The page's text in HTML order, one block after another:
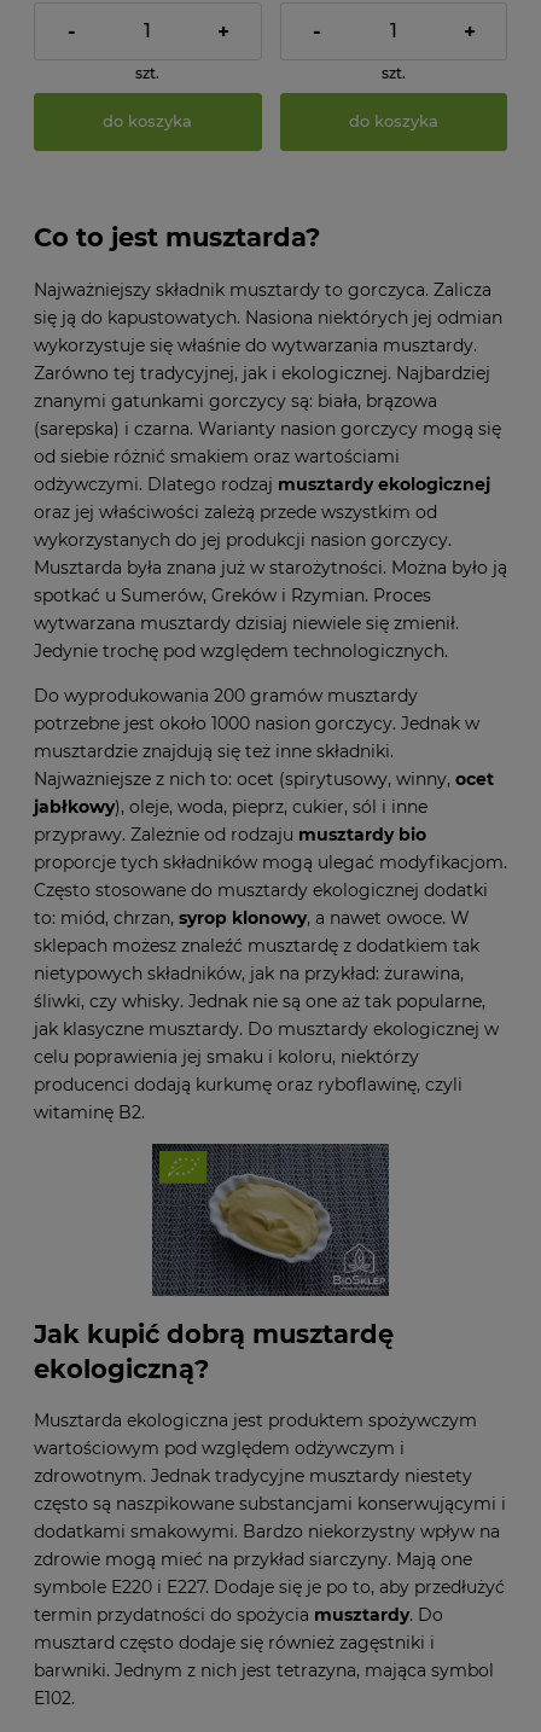
- +
szt.
do koszyka
- +
szt.
do koszyka
Co to jest musztarda?
Najważniejszy składnik musztardy to gorczyca. Zalicza
się ją do kapustowatych. Nasiona niektórych jej odmian
wykorzystuje się właśnie do wytwarzania musztardy.
Zarówno tej tradycyjnej, jak i ekologicznej. Najbardziej
znanymi gatunkami gorczycy są: biała, brązowa
(sarepska) i czarna. Warianty nasion gorczycy mogą się
od siebie różnić smakiem oraz wartościami
odżywczymi. Dlatego rodzaj musztardy ekologicznej
oraz jej właściwości zależą przede wszystkim od
wykorzystanych do jej produkcji nasion gorczycy.
Musztarda była znana już w starożytności. Można było ją
spotkać u Sumerów, Greków i Rzymian. Proces
wytwarzana musztardy dzisiaj niewiele się zmienił.
Jedynie trochę pod względem technologicznych.
Do wyprodukowania 200 gramów musztardy
potrzebne jest około 1000 nasion gorczycy. Jednak w
musztardzie znajdują się też inne składniki.
Najważniejsze z nich to: ocet (spirytusowy, winny, ocet
jabłkowy), oleje, woda, pieprz, cukier, sól i inne
przyprawy. Zależnie od rodzaju musztardy bio
proporcje tych składników mogą ulegać modyfikacjom.
Często stosowane do musztardy ekologicznej dodatki
to: miód, chrzan, syrop klonowy, a nawet owoce. W
sklepach możesz znaleźć musztardę z dodatkiem tak
nietypowych składników, jak na przykład: żurawina,
śliwki, czy whisky. Jednak nie są one aż tak popularne,
jak klasyczne musztardy. Do musztardy ekologicznej w
celu poprawienia jej smaku i koloru, niektórzy
producenci dodają kurkumę oraz ryboflawinę, czyli
witaminę B2.
Jak kupić dobrą musztardę
ekologiczną?
Musztarda ekologiczna jest produktem spożywczym
wartościowym pod względem odżywczym i
zdrowotnym. Jednak tradycyjne musztardy niestety
często są naszpikowane substancjami konserwującymi i
dodatkami smakowymi. Bardzo niekorzystny wpływ na
zdrowie mogą mieć na przykład siarczyny. Mają one
symbole E220 i E227. Dodaje się je po to, aby przedłużyć
termin przydatności do spożycia musztardy. Do
musztard często dodaje się również zagęstniki i
barwniki. Jednym z nich jest tetrazyna, mająca symbol
E102.